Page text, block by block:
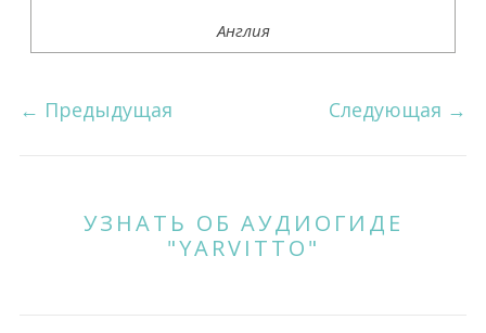
Англия
← Предыдущая Следующая →
УЗНАТЬ ОБ АУДИОГИДЕ
"YARVITTO"